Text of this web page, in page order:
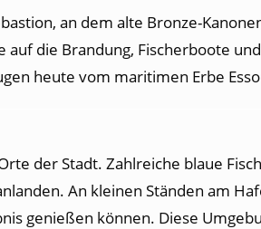
an dem alte Bronze-
die Brandung, Fischerboote
heute vom maritimen Erbe
der Stadt. Zahlreiche blaue
An kleinen Ständen am
genießen können. Diese